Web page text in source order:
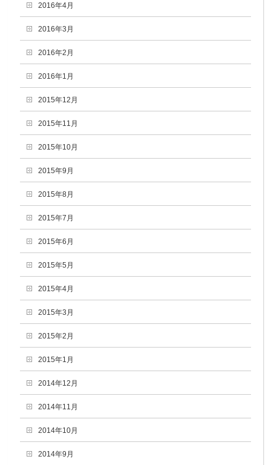
2016年4月
2016年3月
2016年2月
2016年1月
2015年12月
2015年11月
2015年10月
2015年9月
2015年8月
2015年7月
2015年6月
2015年5月
2015年4月
2015年3月
2015年2月
2015年1月
2014年12月
2014年11月
2014年10月
2014年9月